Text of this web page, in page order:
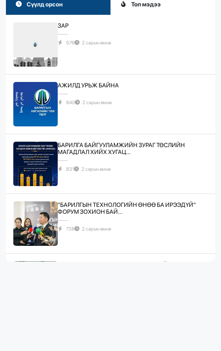
Сүүлд орсон Топ мэдээ
ЗАР
576 2 сарын өмнө
АЖИЛД УРЬЖ БАЙНА
840 2 сарын өмнө
БАРИЛГА БАЙГУУЛАМЖИЙН ЗУРАГ ТӨСЛИЙН
МАГАДЛАЛ ХИЙХ ХУГАЦ...
831 2 сарын өмнө
"БАРИЛГЫН ТЕХНОЛОГИЙН ӨНӨӨ БА ИРЭЭДҮЙ"
ФОРУМ ЗОХИОН БАЙ...
738 2 сарын өмнө